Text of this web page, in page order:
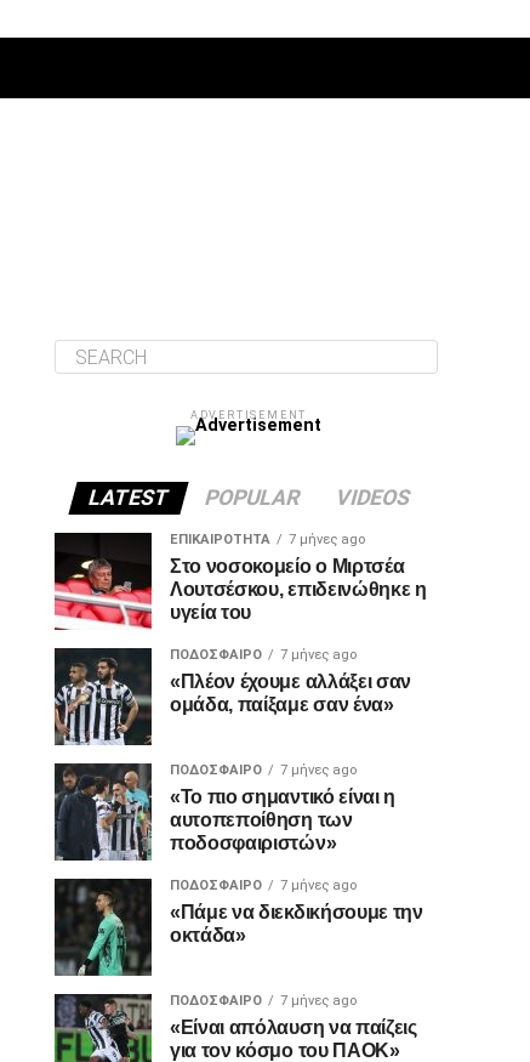
ADVERTISEMENT
LATEST POPULAR VIDEOS
ΕΠΙΚΑΙΡΌΤΗΤΑ 7 μήνες ago
Στο νοσοκομείο ο Μιρτσέα
Λουτσέσκου, επιδεινώθηκε η
υγεία του
ΠΟΔΌΣΦΑΙΡΟ 7 μήνες ago
«Πλέον έχουμε αλλάξει σαν
ομάδα, παίξαμε σαν ένα»
ΠΟΔΌΣΦΑΙΡΟ 7 μήνες ago
«Το πιο σημαντικό είναι η
αυτοπεποίθηση των
ποδοσφαιριστών»
ΠΟΔΌΣΦΑΙΡΟ 7 μήνες ago
«Πάμε να διεκδικήσουμε την
οκτάδα»
ΠΟΔΌΣΦΑΙΡΟ 7 μήνες ago
«Είναι απόλαυση να παίζεις
για τον κόσμο του ΠΑΟΚ»